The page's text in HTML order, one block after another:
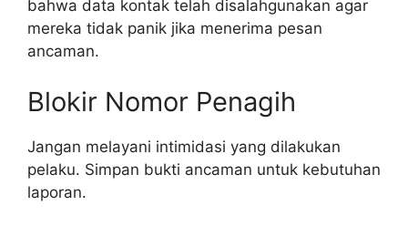
bahwa data kontak telah disalahgunakan agar
mereka tidak panik jika menerima pesan
ancaman.
Blokir Nomor Penagih
Jangan melayani intimidasi yang dilakukan
pelaku. Simpan bukti ancaman untuk kebutuhan
laporan.